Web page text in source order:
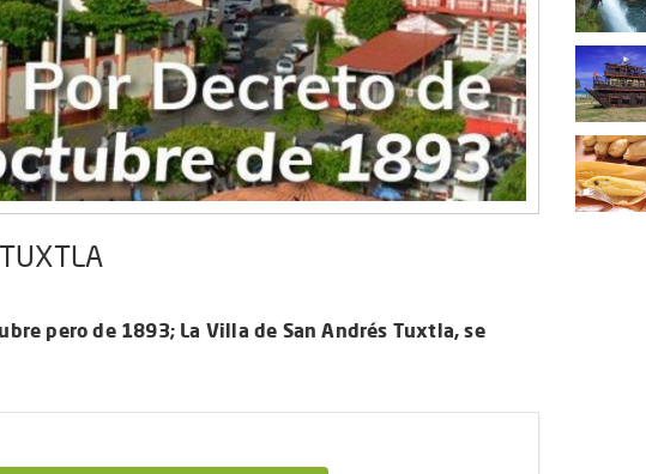
pero de 1893; La Villa de San Andrés Tuxtla, se